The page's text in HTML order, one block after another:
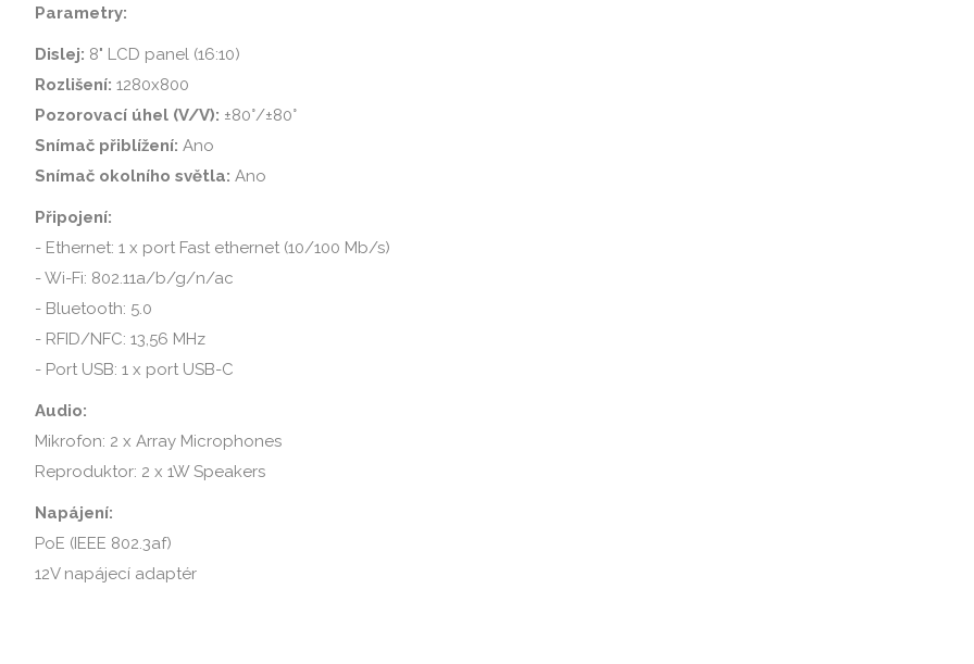
Parametry:
Dislej: 8" LCD panel (16:10)
Rozlišení: 1280x800
Pozorovací úhel (V/V): ±80°/±80°
Snímač přiblížení: Ano
Snímač okolního světla: Ano
Připojení:
- Ethernet: 1 x port Fast ethernet (10/100 Mb/s)
- Wi-Fi: 802.11a/b/g/n/ac
- Bluetooth: 5.0
- RFID/NFC: 13,56 MHz
- Port USB: 1 x port USB-C
Audio:
Mikrofon: 2 x Array Microphones
Reproduktor: 2 x 1W Speakers
Napájení:
PoE (IEEE 802.3af)
12V napájecí adaptér